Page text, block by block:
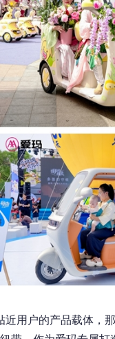
用户的产品载体，